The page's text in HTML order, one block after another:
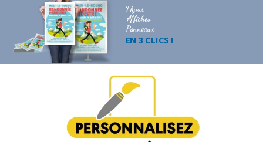
Flyers
Affiches
Panneaux
EN 3 CLICS !